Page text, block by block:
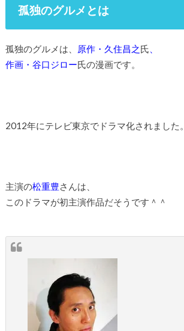
孤独のグルメとは
孤独のグルメは、 原作・久住昌之氏
作画・谷口ジロー氏の漫画です。
2012年にテレビ東京でドラマ化されました。
主演の松重豊さんは、
このドラマが初主演作品だそうです＾＾